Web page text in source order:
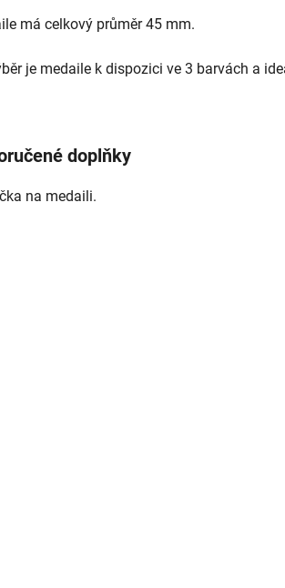
má celkový průměr 45 mm.
je medaile k dispozici ve 3 barvách a
doplňky
na medaili.